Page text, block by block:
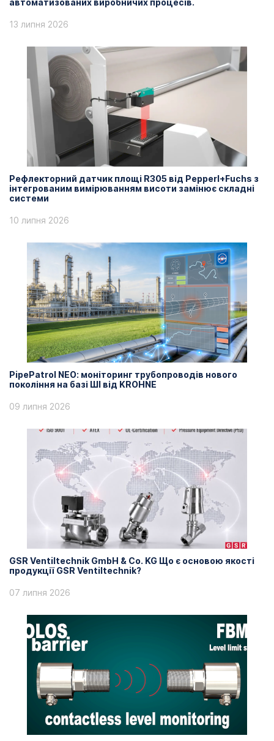
автоматизованих виробничих процесів.
13 липня 2026
Рефлекторний датчик площі R305 від Pepperl+Fuchs з
інтегрованим вимірюванням висоти замінює складні
системи
10 липня 2026
PipePatrol NEO: моніторинг трубопроводів нового
покоління на базі ШІ від KROHNE
09 липня 2026
GSR Ventiltechnik GmbH & Co. KG Що є основою якості
продукції GSR Ventiltechnik?
07 липня 2026